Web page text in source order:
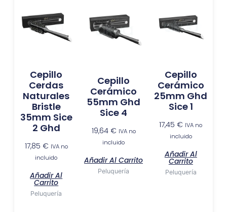
Cepillo
Cerdas
Naturales
Bristle
35mm Sice
2 Ghd
17,85 € IVA no
incluido
Añadir Al
Carrito
Peluquería
Cepillo
Cerámico
55mm Ghd
Sice 4
19,64 € IVA no
incluido
Añadir Al Carrito
Peluquería
Cepillo
Cerámico
25mm Ghd
Sice 1
17,45€ IVA no
incluido
Añadir Al
Carrito
Peluquería